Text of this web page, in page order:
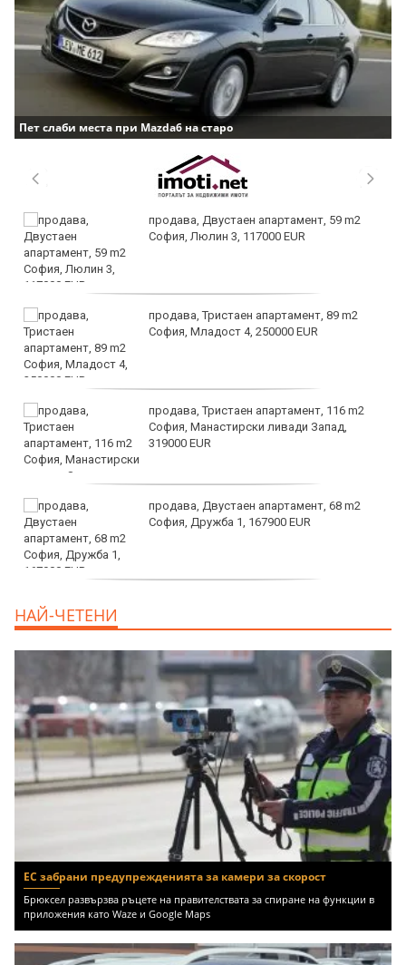
Пет слаби места при Mazda6 на старо
продава, Двустаен апартамент, 59 m2
София, Люлин 3, 117000 EUR
продава, Тристаен апартамент, 89 m2
София, Младост 4, 250000 EUR
продава, Тристаен апартамент, 116 m2
София, Манастирски ливади Запад,
319000 EUR
продава, Двустаен апартамент, 68 m2
София, Дружба 1, 167900 EUR
НАЙ-ЧЕТЕНИ
ЕС забрани предупрежденията за камери за скорост
Брюксел развързва ръцете на правителствата за спиране на функции в
приложения като Waze и Google Maps